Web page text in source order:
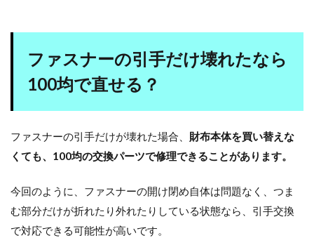
ファスナーの引手だけ壊れたなら
100均で直せる？
ファスナーの引手だけが壊れた場合、 財布本体を買い替えな
くても、100均の交換パーツで修理できることがあります。
今回のように、ファスナーの開け閉め自体は問題なく、つま
む部分だけが折れたり外れたりしている状態なら、引手交換
で対応できる可能性が高いです。